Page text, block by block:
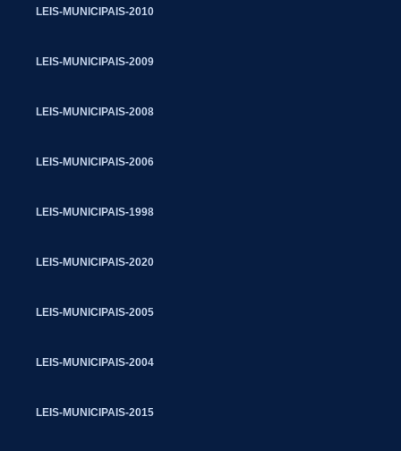
LEIS-MUNICIPAIS-2010
LEIS-MUNICIPAIS-2009
LEIS-MUNICIPAIS-2008
LEIS-MUNICIPAIS-2006
LEIS-MUNICIPAIS-1998
LEIS-MUNICIPAIS-2020
LEIS-MUNICIPAIS-2005
LEIS-MUNICIPAIS-2004
LEIS-MUNICIPAIS-2015